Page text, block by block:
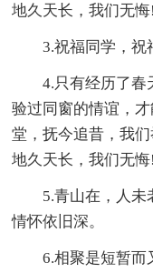
地久天长，我们无悔!
3.祝福同学，祝
4.只有经历了春
验过同窗的情谊，
堂，抚今追昔，我
地久天长，我们无悔!
5.青山在，人未
情怀依旧深。
6.相聚是短暂而